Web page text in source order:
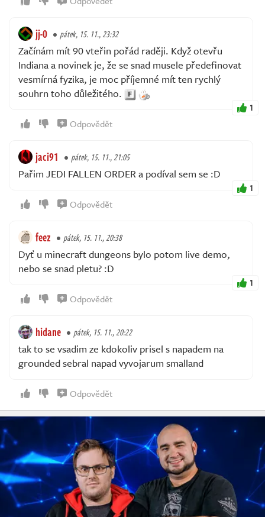
jj-0 pátek, 15. 11., 23:32
Začínám mít 90 vteřin pořád raději. Když otevřu
Indiana a novinek je, že se snad musele předefinovat
vesmírná fyzika, je moc příjemné mít ten rychlý
souhrn toho důležitého.
1
Odpovědět
jaci91 pátek, 15. 11., 21:05
Pařim JEDI FALLEN ORDER a podíval sem se :D
1
Odpovědět
feez pátek, 15. 11., 20:38
Dyť u minecraft dungeons bylo potom live demo,
nebo se snad pletu? :D
1
Odpovědět
hidane pátek, 15. 11., 20:22
tak to se vsadim ze kdokoliv prisel s napadem na
grounded sebral napad vyvojarum smalland
Odpovědět